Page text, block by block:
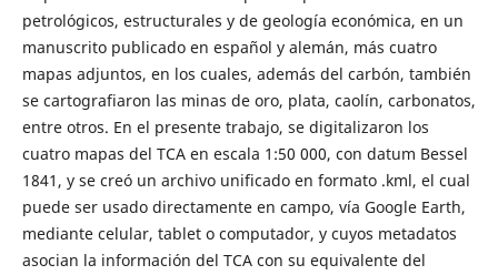
petrológicos, estructurales y de geología económica, en un
manuscrito publicado en español y alemán, más cuatro
mapas adjuntos, en los cuales, además del carbón, también
se cartografiaron las minas de oro, plata, caolín, carbonatos,
entre otros. En el presente trabajo, se digitalizaron los
cuatro mapas del TCA en escala 1:50 000, con datum Bessel
1841, y se creó un archivo unificado en formato .kml, el cual
puede ser usado directamente en campo, vía Google Earth,
mediante celular, tablet o computador, y cuyos metadatos
asocian la información del TCA con su equivalente del